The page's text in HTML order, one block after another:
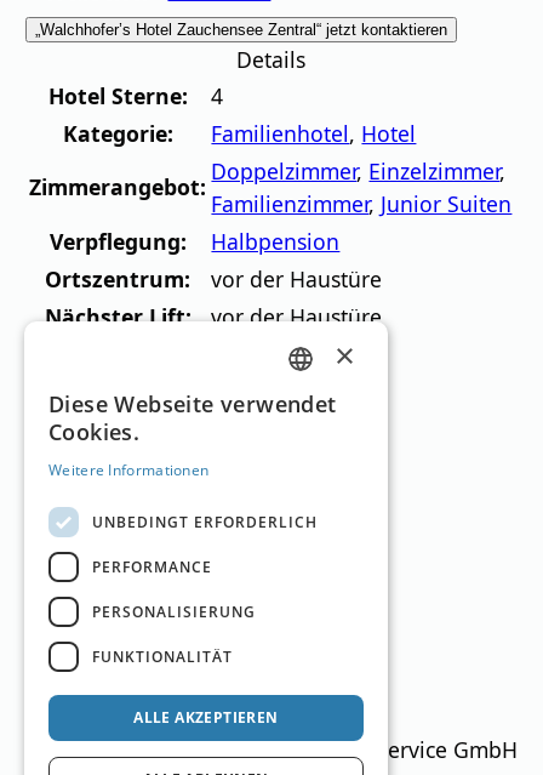
„Walchhofer’s Hotel Zauchensee Zentral“ jetzt kontaktieren
Details
Hotel Sterne:
4
Kategorie:
Familienhotel, Hotel
Zimmerangebot:
Doppelzimmer, Einzelzimmer,
Familienzimmer, Junior Suiten
Verpflegung:
Halbpension
Ortszentrum:
vor der Haustüre
Nächster Lift:
vor der Haustüre
> 500 Meter
Skigebiete in der
Umgebung
Salzburger Sportwelt
Salzburg
Ski Guide Austria © MN Anzeigenservice GmbH
GERMAN
×
Diese Webseite verwendet
Cookies.
Weitere Informationen
UNBEDINGT ERFORDERLICH
PERFORMANCE
PERSONALISIERUNG
FUNKTIONALITÄT
ALLE AKZEPTIEREN